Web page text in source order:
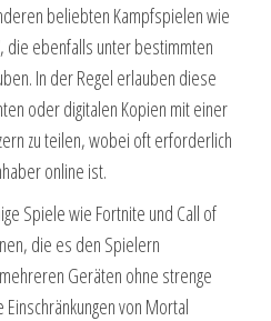
beliebten Kampfspielen wie
die ebenfalls unter bestimmten
In der Regel erlauben diese
oder digitalen Kopien mit einer
zu teilen, wobei oft erforderlich
online ist.
Spiele wie Fortnite und Call of
die es den Spielern
Geräten ohne strenge
Einschränkungen von Mortal